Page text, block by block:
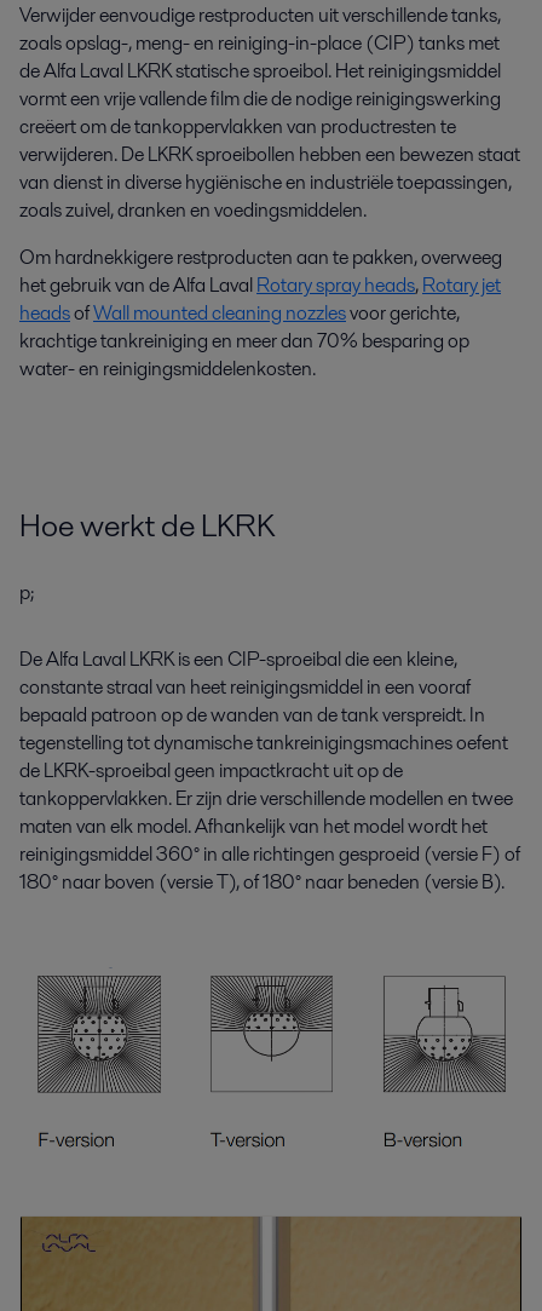
Verwijder eenvoudige restproducten uit verschillende tanks,
zoals opslag-, meng- en reiniging-in-place (CIP) tanks met
de Alfa Laval LKRK statische sproeibol. Het reinigingsmiddel
vormt een vrije vallende film die de nodige reinigingswerking
creëert om de tankoppervlakken van productresten te
verwijderen. De LKRK sproeibollen hebben een bewezen staat
van dienst in diverse hygiënische en industriële toepassingen,
zoals zuivel, dranken en voedingsmiddelen.
Om hardnekkigere restproducten aan te pakken, overweeg
het gebruik van de Alfa LavalRotary spray heads,Rotary jet
headsofWall mounted cleaning nozzlesvoor gerichte,
krachtige tankreiniging en meer dan 70% besparing op
water- en reinigingsmiddelenkosten.
Hoe werkt de LKRK
p;
De Alfa Laval LKRK is een CIP-sproei­bal die een kleine,
constante straal van heet reinigingsmiddel in een vooraf
bepaald patroon op de wanden van de tank verspreidt. In
tegenstelling tot dynamische tankreinigingsmachines oefent
de LKRK-sproei­bal geen impactkracht uit op de
tankoppervlakken. Er zijn drie verschillende modellen en twee
maten van elk model. Afhankelijk van het model wordt het
reinigingsmiddel 360° in alle richtingen gesproeid (versie F) of
180° naar boven (versie T), of 180° naar beneden (versie B).